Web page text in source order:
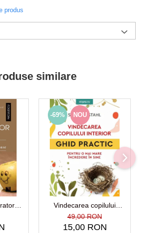
produs
similare
-69% NOU
Vindecarea copilului
interior. Ghid practic pentru
o mai mare incredere in
sine
49,00 RON
15,00 RON